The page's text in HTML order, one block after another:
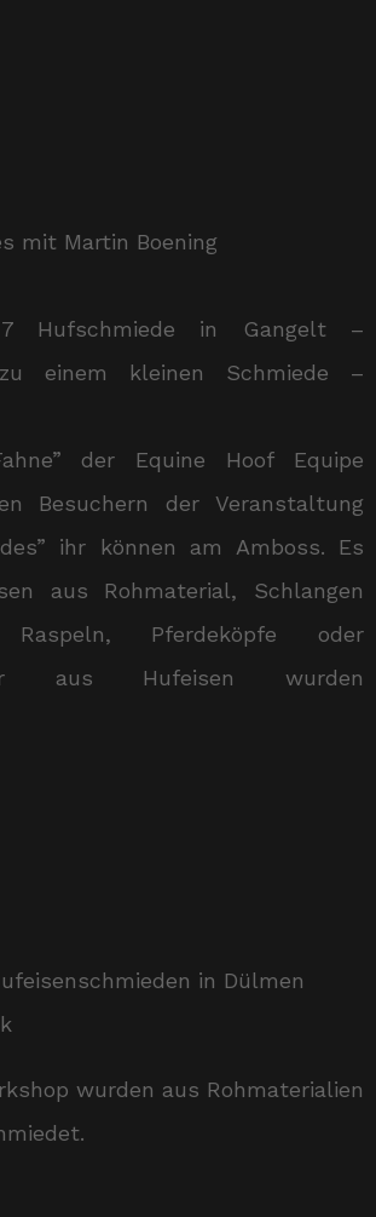
mit Martin Boening
Hufschmiede in Gangelt –
einem kleinen Schmiede –
der Equine Hoof Equipe
Besuchern der Veranstaltung
ihr können am Amboss. Es
aus Rohmaterial, Schlangen
Pferdeköpfe oder
aus Hufeisen wurden
in Dülmen
wurden aus Rohmaterialien